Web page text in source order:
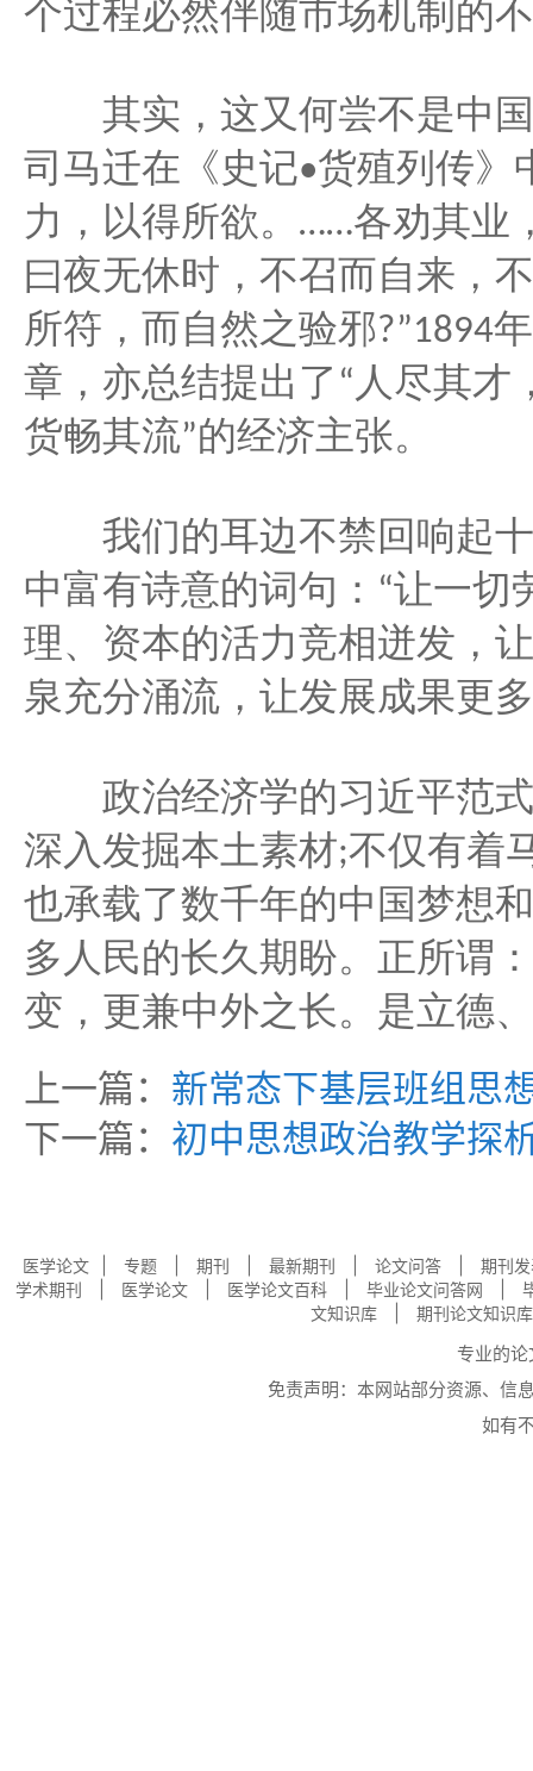
个过程必然伴随市场机制的
其实，这又何尝不是中国
司马迁在《史记•货殖列传》
力，以得所欲。 ……各劝其业
曰夜无休时，不召而自来，
所符，而自然之验邪?”1894
章，亦总结提出了 “ 人尽其才
货畅其流”的经济主张。
我们的耳边不禁回响起十
中富有诗意的词句： “让一切
理、资本的活力竞相迸发，
泉充分涌流，让发展成果更
政治经济学的习近平范式
深入发掘本土素材;不仅有着
也承载了数千年的中国梦想
多人民的长久期盼。正所谓
变，更兼中外之长。是立德
上一篇： 新常态下基层班组思
下一篇： 初中思想政治教学探
医学论文 专题 期刊 最新期刊 论文问答
期刊
学术期刊
医学论文 医学论文百科 毕业论文问答网
文知识库
期刊论文知识库
专业的论
免责声明：本网站部分资源、信
如有